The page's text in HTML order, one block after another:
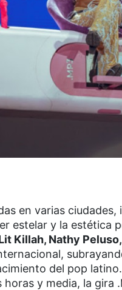
en varias
estelar y la estética
Killah, Nathy
del pop
y media, la gira